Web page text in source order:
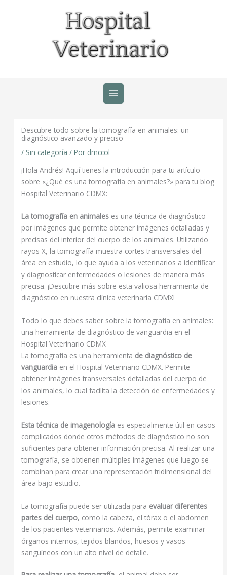
Descubre todo sobre la tomografía en animales: un
diagnóstico avanzado y preciso
/ Sin categoría / Por dmccol
¡Hola Andrés! Aquí tienes la introducción para tu artículo
sobre «¿Qué es una tomografía en animales?» para tu blog
Hospital Veterinario CDMX:
La tomografía en animales es una técnica de diagnóstico
por imágenes que permite obtener imágenes detalladas y
precisas del interior del cuerpo de los animales. Utilizando
rayos X, la tomografía muestra cortes transversales del
área en estudio, lo que ayuda a los veterinarios a identificar
y diagnosticar enfermedades o lesiones de manera más
precisa. ¡Descubre más sobre esta valiosa herramienta de
diagnóstico en nuestra clínica veterinaria CDMX!
Todo lo que debes saber sobre la tomografía en animales:
una herramienta de diagnóstico de vanguardia en el
Hospital Veterinario CDMX
La tomografía es una herramienta de diagnóstico de
vanguardia en el Hospital Veterinario CDMX. Permite
obtener imágenes transversales detalladas del cuerpo de
los animales, lo cual facilita la detección de enfermedades y
lesiones.
Esta técnica de imagenología es especialmente útil en casos
complicados donde otros métodos de diagnóstico no son
suficientes para obtener información precisa. Al realizar una
tomografía, se obtienen múltiples imágenes que luego se
combinan para crear una representación tridimensional del
área bajo estudio.
La tomografía puede ser utilizada para evaluar diferentes
partes del cuerpo, como la cabeza, el tórax o el abdomen
de los pacientes veterinarios. Además, permite examinar
órganos internos, tejidos blandos, huesos y vasos
sanguíneos con un alto nivel de detalle.